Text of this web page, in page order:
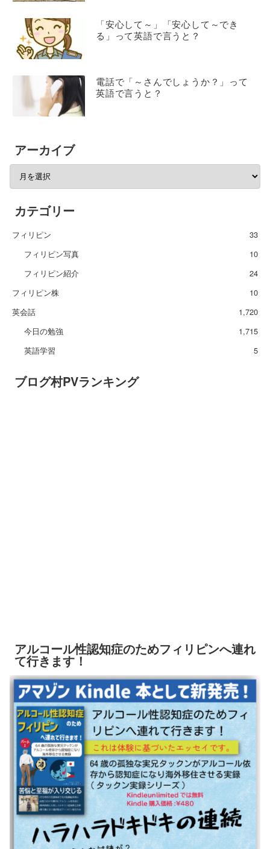
「安心して～」「安心して～でき
る」って英語で言うと？
電話で「～さんでしょうか？」って
英語で言うと？
アーカイブ
カテゴリー
フィリピン
33
フィリピン写真
10
フィリピン紹介
24
フィリピン株
10
英会話
1,720
今日の勉強
1,715
英語学習
5
ブログ村PVランキング
アルコール性認知症のためフィリピンへ連れ
て行きます！